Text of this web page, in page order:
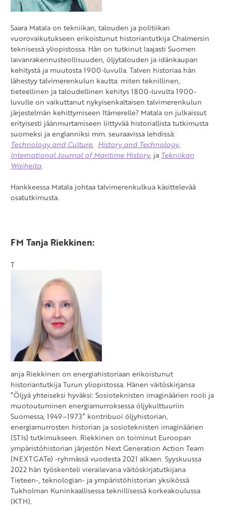
Saara Matala on tekniikan, talouden ja politiikan
vuorovaikutukseen erikoistunut historiantutkija Chalmersin
teknisessä yliopistossa. Hän on tutkinut laajasti Suomen
laivanrakennusteollisuuden, öljytalouden ja idänkaupan
kehitystä ja muutosta 1900-luvulla. Talven historiaa hän
lähestyy talvimerenkulun kautta: miten teknillinen,
tieteellinen ja taloudellinen kehitys 1800-luvulta 1900-
luvulle on vaikuttanut nykyisenkaltaisen talvimerenkulun
järjestelmän kehittymiseen Itämerelle? Matala on julkaissut
erityisesti jäänmurtamiseen liittyvää historiallista tutkimusta
suomeksi ja englanniksi mm. seuraavissa lehdissä:
Technology and Culture, History and Technology,
International Journal of Maritime History, ja Tekniikan
Waiheita.
Hankkeessa Matala johtaa talvimerenkulkua käsittelevää
osatutkimusta.
FM Tanja Riekkinen:
T
anja Riekkinen on energiahistoriaan erikoistunut
historiantutkija Turun yliopistossa. Hänen väitöskirjansa
”Öljyä yhteiseksi hyväksi: Sosioteknisten imaginäärien rooli ja
muotoutuminen energiamurroksessa öljykulttuuriin
Suomessa, 1949–1973” kontribuoi öljyhistorian,
energiamurrosten historian ja sosioteknisten imaginäärien
(STIs) tutkimukseen. Riekkinen on toiminut Euroopan
ympäristöhistorian järjestön Next Generation Action Team
(NEXTGATe) -ryhmässä vuodesta 2021 alkaen. Syyskuussa
2022 hän työskenteli vierailevana väitöskirjatutkijana
Tieteen-, teknologian- ja ympäristöhistorian yksikössä
Tukholman Kuninkaallisessa teknillisessä korkeakoulussa
(KTH).